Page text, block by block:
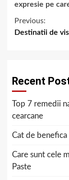
expresie pe
Previous:
Destinatii de
Recent
Top 7 remedii
cearcane
Cat de
Care sunt cele
Paste